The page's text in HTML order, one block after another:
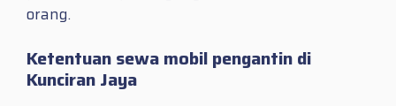
orang.
Ketentuan sewa mobil pengantin di
Kunciran Jaya